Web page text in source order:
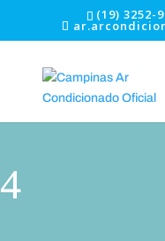
(19) 3252-